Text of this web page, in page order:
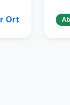
Ort